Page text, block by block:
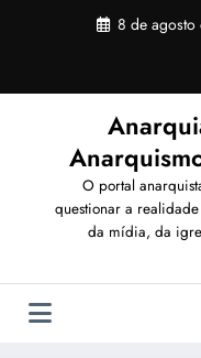
8 de
O portal
questionar a
da mídia, da